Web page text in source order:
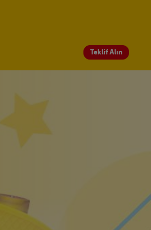
Teklif Alın